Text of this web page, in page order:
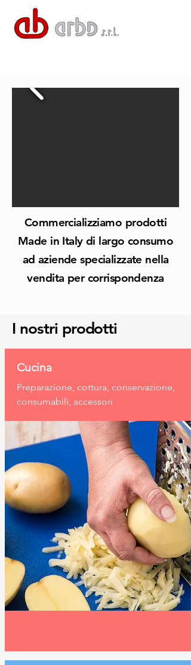
Commercializziamo prodotti
Made in Italy di largo consumo
ad aziende specializzate nella
vendita per corrispondenza
I nostri prodotti
Cucina
Preparazione, cottura, conservazione,
consumabili, accessori